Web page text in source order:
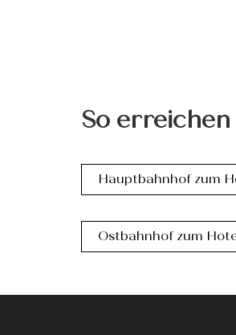
So
Hauptbahnhof zum
Ostbahnhof zum